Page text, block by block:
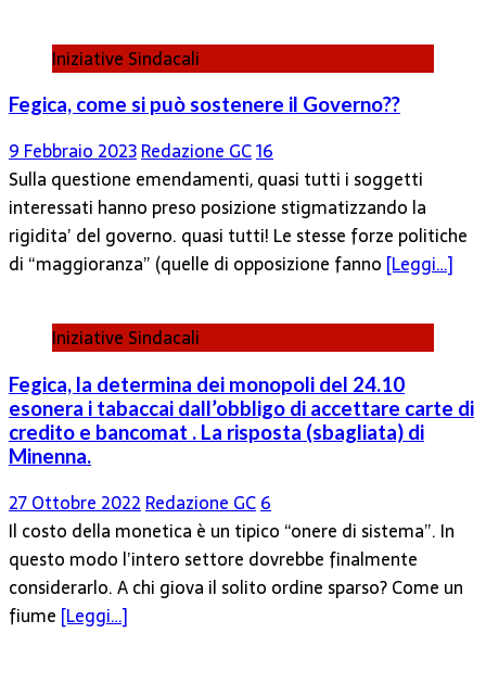
Iniziative Sindacali
Fegica, come si può sostenere il Governo??
9 Febbraio 2023Redazione GC16
Sulla questione emendamenti, quasi tutti i soggetti
interessati hanno preso posizione stigmatizzando la
rigidita’ del governo. quasi tutti! Le stesse forze politiche
di “maggioranza” (quelle di opposizione fanno [Leggi…]
Iniziative Sindacali
Fegica, la determina dei monopoli del 24.10
esonera i tabaccai dall’obbligo di accettare carte di
credito e bancomat . La risposta (sbagliata) di
Minenna.
27 Ottobre 2022 Redazione GC6
Il costo della monetica è un tipico “onere di sistema”. In
questo modo l’intero settore dovrebbe finalmente
considerarlo. A chi giova il solito ordine sparso? Come un
fiume [Leggi…]